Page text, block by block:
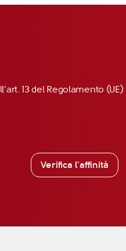
13 del Regolamento
Verifica l'affinità